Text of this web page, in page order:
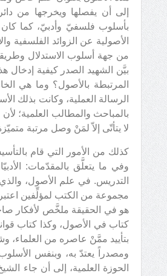
إلى أن يفصلها ويخرجها من
بأسلوب فلسفيّ وأدبيّ، كما كان
الأصولية عن الزوائد
من جهة أسلوب الاستدلال
بيَّن الشهيد الصدر كيفية إدخال
المرتبطة بالأصول؟ وما هي
الرسالة العملية، وكانت بذلك
بالمباحث والمطالب العلمية؛
لا يتأتّى إلاّ لمَنْ وصل مرتبة
كذلك من الأمور التي قام
وفي ما يتعلَّق بالمقدّمات:
التدريس. في علم الأصول،
مجموعة من الكتب لمؤلِّفين
كتاب في الأصول، وكذا كتاب
بتأييد ممَّنْ عاصره من العلماء،
ومصدراً يعتدّ به، وبنفس
الحوزة العلمية، إلى أن جاء